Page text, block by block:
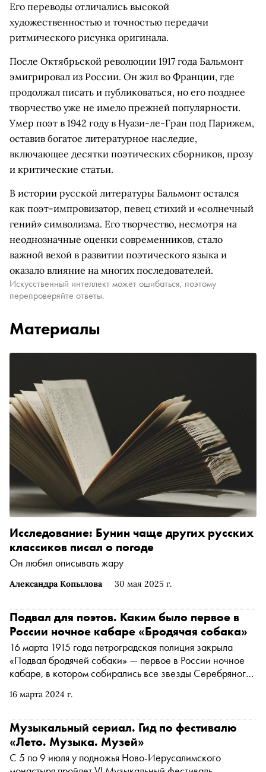
Его переводы отличались высокой
художественностью и точностью передачи
ритмического рисунка оригинала.
После Октябрьской революции 1917 года Бальмонт
эмигрировал из России. Он жил во Франции, где
продолжал писать и публиковаться, но его позднее
творчество уже не имело прежней популярности.
Умер поэт в 1942 году в Нуази-ле-Гран под Парижем,
оставив богатое литературное наследие,
включающее десятки поэтических сборников, прозу
и критические статьи.
В истории русской литературы Бальмонт остался
как поэт-импровизатор, певец стихий и «солнечный
гений» символизма. Его творчество, несмотря на
неоднозначные оценки современников, стало
важной вехой в развитии поэтического языка и
оказало влияние на многих последователей.
Искусственный интеллект может ошибаться, поэтому
перепроверяйте ответы.
Материалы
Александра Копылова 30 мая 2025 г.
Исследование: Бунин чаще других русских
классиков писал о погоде
Он любил описывать жару
16 марта 2024 г.
Подвал для поэтов. Каким было первое в
России ночное кабаре «Бродячая собака»
16 марта 1915 года петроградская полиция закрыла
«Подвал бродячей собаки» — первое в России ночное
кабаре, в котором собирались все звезды Серебряного
русскую культуру, как в нем отдыхала богема имперской
жизнь отечественных классиков, — в материале
«Сноба»
Музыкальный сериал. Гид по фестивалю
«Лето. Музыка. Музей»
С 5 по 9 июля у подножья Ново-Иерусалимского